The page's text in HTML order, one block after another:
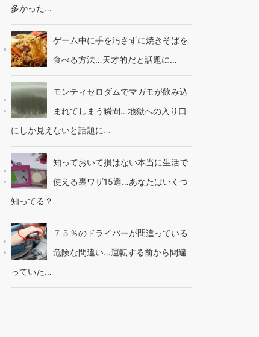
多かった…
ゲーム中に手を汚さずに焼きそばを
食べる方法…天才的だと話題に…
モンティセロダムでマガモが飲み込
まれてしまう瞬間…地獄への入り口
にしか見えないと話題に…
知っておいて損はない本当に生活で
使える裏ワザ15選…あなたはいくつ
知ってる？
７５％のドライバーが間違っている
危険な間違い…運転する前から間違
っていた…